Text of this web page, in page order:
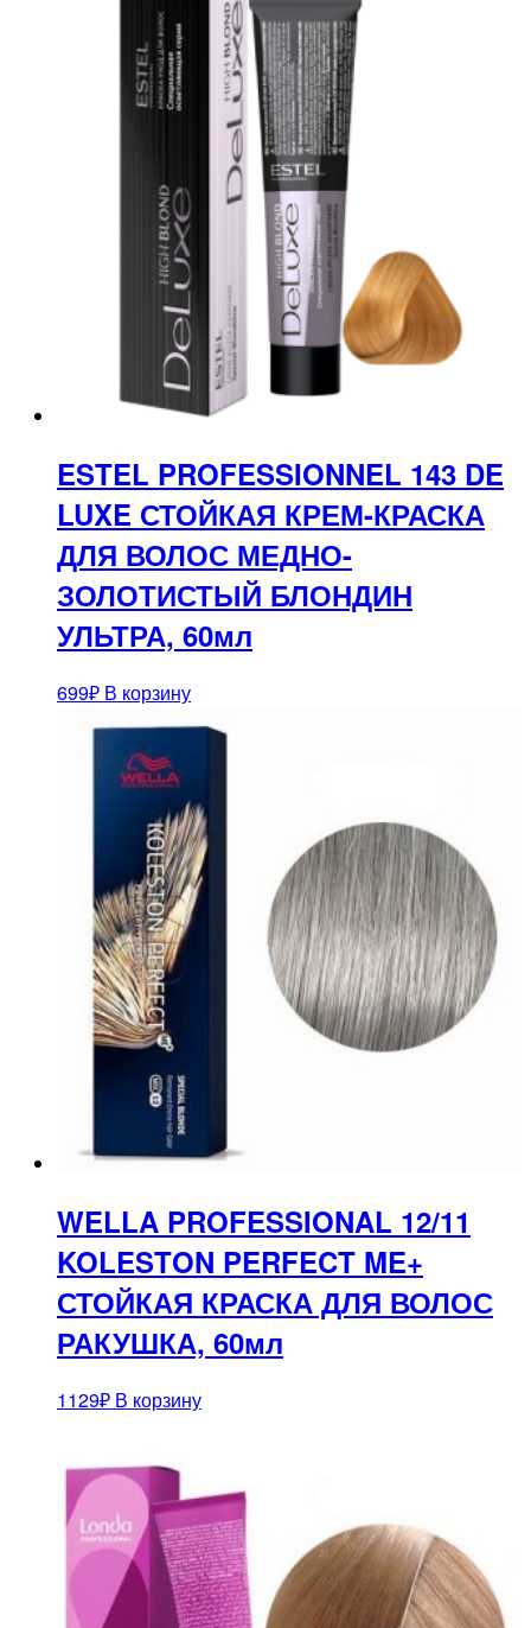
ESTEL PROFESSIONNEL 143 DE
LUXE СТОЙКАЯ КРЕМ-КРАСКА
ДЛЯ ВОЛОС МЕДНО-
ЗОЛОТИСТЫЙ БЛОНДИН
УЛЬТРА, 60мл
699₽ В корзину
WELLA PROFESSIONAL 12/11
KOLESTON PERFECT ME+
СТОЙКАЯ КРАСКА ДЛЯ ВОЛОС
РАКУШКА, 60мл
1129₽ В корзину